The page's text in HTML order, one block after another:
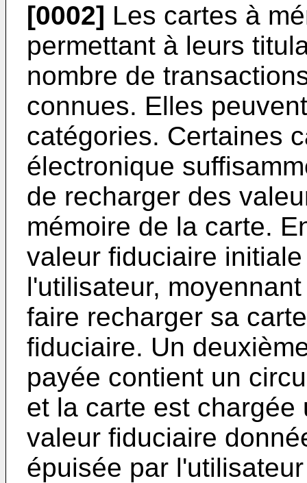
[0002] Les cartes à
permettant à leurs
nombre de
connues. Elles
catégories. Certaines
électronique
de recharger des
mémoire de la carte.
valeur fiduciaire
l'utilisateur,
faire recharger sa
fiduciaire. Un
payée contient un
et la carte est
valeur fiduciaire
épuisée par